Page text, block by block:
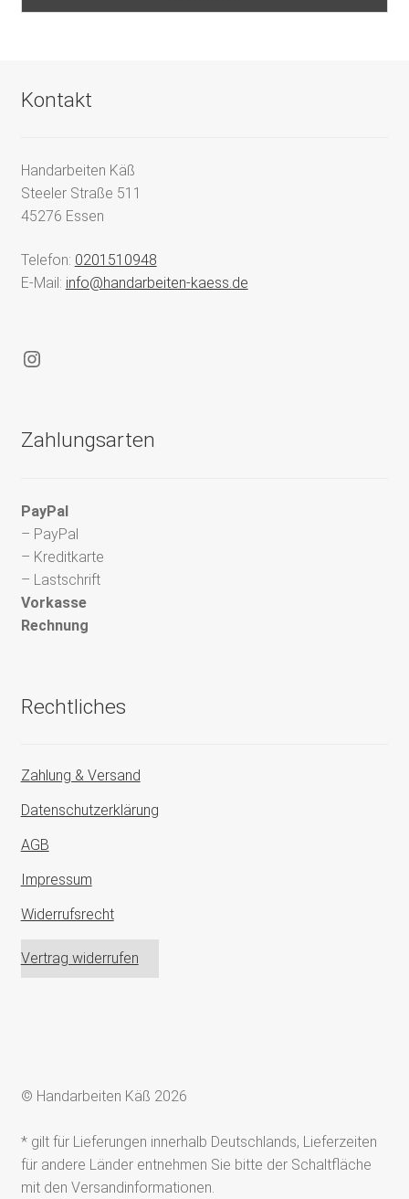
Kontakt
Handarbeiten Käß
Steeler Straße 511
45276 Essen
Telefon: 0201510948
E-Mail: info@handarbeiten-kaess.de
Instagram
Zahlungsarten
PayPal
– PayPal
– Kreditkarte
– Lastschrift
Vorkasse
Rechnung
Rechtliches
Zahlung & Versand
Datenschutzerklärung
AGB
Impressum
Widerrufsrecht
Vertrag widerrufen
© Handarbeiten Käß 2026
* gilt für Lieferungen innerhalb Deutschlands, Lieferzeiten
für andere Länder entnehmen Sie bitte der Schaltfläche
mit den Versandinformationen.